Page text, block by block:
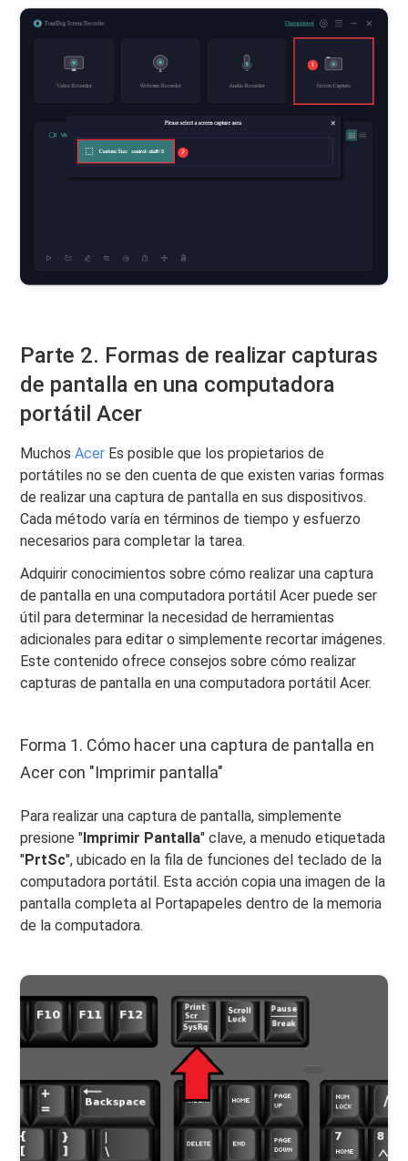
Parte 2. Formas de realizar capturas
de pantalla en una computadora
portátil Acer
MuchosAcer Es posible que los propietarios de
portátiles no se den cuenta de que existen varias formas
de realizar una captura de pantalla en sus dispositivos.
Cada método varía en términos de tiempo y esfuerzo
necesarios para completar la tarea.
Adquirir conocimientos sobre cómo realizar una captura
de pantalla en una computadora portátil Acer puede ser
útil para determinar la necesidad de herramientas
adicionales para editar o simplemente recortar imágenes.
Este contenido ofrece consejos sobre cómo realizar
capturas de pantalla en una computadora portátil Acer.
Forma 1. Cómo hacer una captura de pantalla en
Acer con "Imprimir pantalla"
Para realizar una captura de pantalla, simplemente
presione " Imprimir Pantalla" clave, a menudo etiquetada
"PrtSc", ubicado en la fila de funciones del teclado de la
computadora portátil. Esta acción copia una imagen de la
pantalla completa al Portapapeles dentro de la memoria
de la computadora.